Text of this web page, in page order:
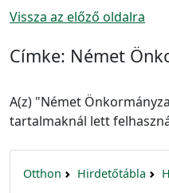
Vissza az előző oldalra
Címke: Német
A(z) "Német
tartalmaknál lett
Otthon Hirdetőtábla